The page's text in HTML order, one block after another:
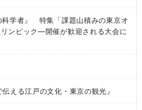
学者』 特集「課題山積みの東京オ
ンピック―開催が歓迎される大会に
える江戸の文化・東京の観光』